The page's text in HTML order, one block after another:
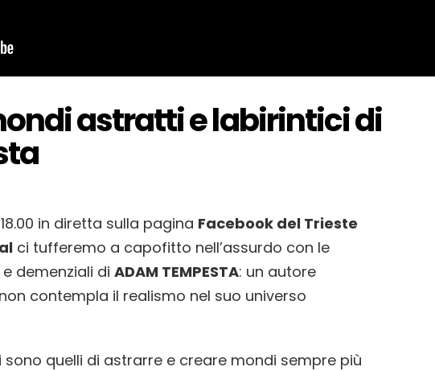
astratti e labirintici di
in diretta sulla pagina Facebook del Trieste
ci tufferemo a capofitto nell’assurdo con le
demenziali di ADAM TEMPESTA: un autore
contempla il realismo nel suo universo
sono quelli di astrarre e creare mondi sempre più